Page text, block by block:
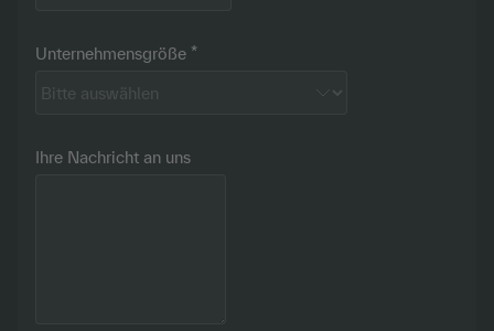
Unternehmensgröße
Ihre Nachricht an uns